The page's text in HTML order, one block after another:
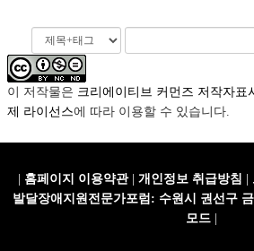
이 저작물은 크리에이티브 커먼즈 저작자표
제 라이선스에 따라 이용할 수 있습니다.
홈페이지 이용약관| 개인정보 취급방침
발달장애지원전문가포럼: 수원시 권선구
모드|